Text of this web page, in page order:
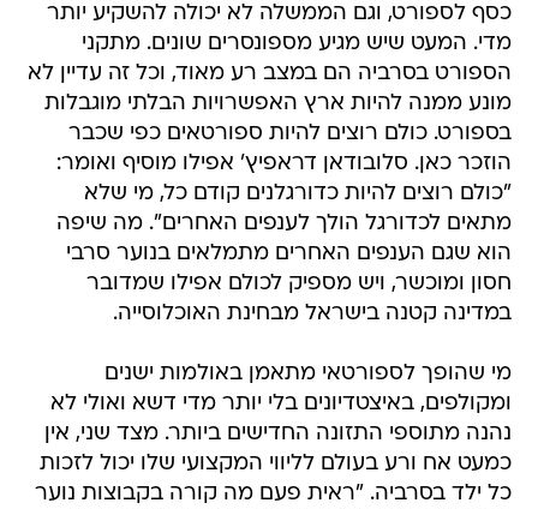
כסף לספורט, וגם הממשלה לא יכולה להשקיע יותר
מדי. המעט שיש מגיע מספונסרים שונים. מתקני
הספורט בסרביה הם במצב רע מאוד, וכל זה עדיין לא
מונע ממנה להיות ארץ האפשרויות הבלתי מוגבלות
בספורט. כולם רוצים להיות ספורטאים כפי שכבר
הוזכר כאן. סלובודאן דראפיץ' אפילו מוסיף ואומר:
"כולם רוצים להיות כדורגלנים קודם כל, מי שלא
מתאים לכדורגל הולך לענפים האחרים". מה שיפה
הוא שגם הענפים האחרים מתמלאים בנוער סרבי
חסון ומוכשר, ויש מספיק לכולם אפילו שמדובר
במדינה קטנה בישראל מבחינת האוכלוסייה.
מי שהופך לספורטאי מתאמן באולמות ישנים
ומקולפים, באיצטדיונים בלי יותר מדי דשא ואולי לא
נהנה מתוספי התזונה החדישים ביותר. מצד שני, אין
כמעט אח ורע בעולם לליווי המקצועי שלו יכול לזכות
כל ילד בסרביה. "ראית פעם מה קורה בקבוצות נוער